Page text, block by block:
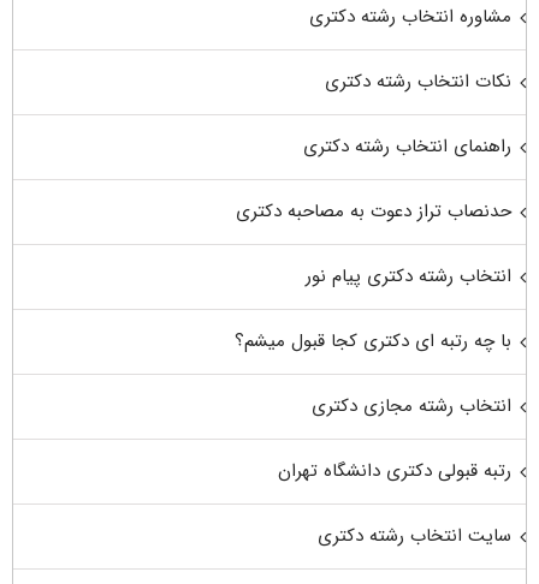
مشاوره انتخاب رشته دکتری
نکات انتخاب رشته دکتری
راهنمای انتخاب رشته دکتری
حدنصاب تراز دعوت به مصاحبه دکتری
انتخاب رشته دکتری پیام نور
با چه رتبه ای دکتری کجا قبول میشم؟
انتخاب رشته مجازی دکتری
رتبه قبولی دکتری دانشگاه تهران
سایت انتخاب رشته دکتری